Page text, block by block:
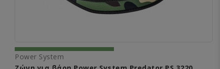
Power System